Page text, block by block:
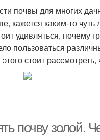
почвы для многих
кажется каким-то
удивляться, почему
пользоваться
стоит
почву золой.